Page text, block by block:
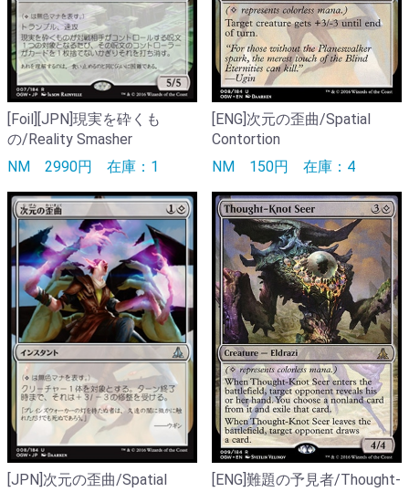
[Foil][JPN]現実を砕くも
の/Reality Smasher
NM 2990円 在庫：1
[ENG]次元の歪曲/Spatial
Contortion
NM 150円 在庫：4
[JPN]次元の歪曲/Spatial
[ENG]難題の予見者/Thought-